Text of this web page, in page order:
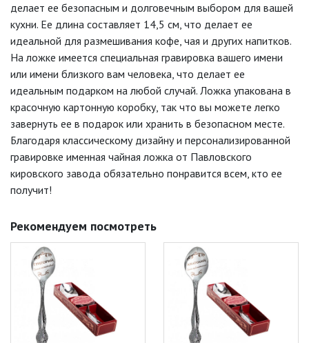
делает ее безопасным и долговечным выбором для вашей
кухни. Ее длина составляет 14,5 см, что делает ее
идеальной для размешивания кофе, чая и других напитков.
На ложке имеется специальная гравировка вашего имени
или имени близкого вам человека, что делает ее
идеальным подарком на любой случай. Ложка упакована в
красочную картонную коробку, так что вы можете легко
завернуть ее в подарок или хранить в безопасном месте.
Благодаря классическому дизайну и персонализированной
гравировке именная чайная ложка от Павловского
кировского завода обязательно понравится всем, кто ее
получит!
Рекомендуем посмотреть